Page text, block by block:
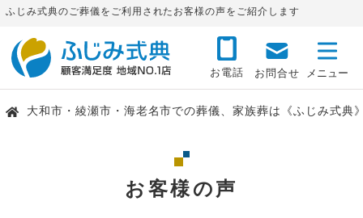
ふじみ式典のご葬儀をご利用されたお客様の声をご紹介します
お電話 お問合せ
大和市・綾瀬市・海老名市での葬儀、家族葬は《ふじみ式典
お客様の声